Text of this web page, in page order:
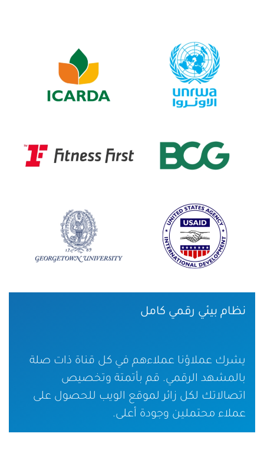
نظام بيئي رقمي كامل
يشرك عملاؤنا عملاءهم في كل قناة ذات صلة
بالمشهد الرقمي. قم بأتمتة وتخصيص
اتصالاتك لكل زائر لموقع الويب للحصول على
عملاء محتملين وجودة أعلى.